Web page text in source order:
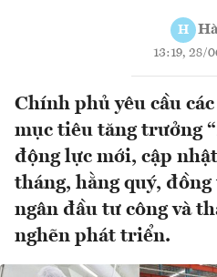
H
13:19, 28/
Chính phủ yêu cầu
mục tiêu tăng trưởng
động lực mới, cập
tháng, hằng quý,
ngân đầu tư công và
nghẽn phát triển.